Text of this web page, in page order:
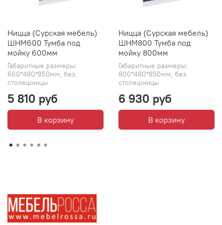
Ницца (Сурская мебель)
ШНМ600 Тумба под
мойку 600мм
Габаритные размеры:
600*480*850мм, без
столешницы
5 810 руб
В корзину
Ницца (Сурская мебель)
ШНМ800 Тумба под
мойку 800мм
Габаритные размеры:
800*480*850мм, без
столешницы
6 930 руб
В корзину